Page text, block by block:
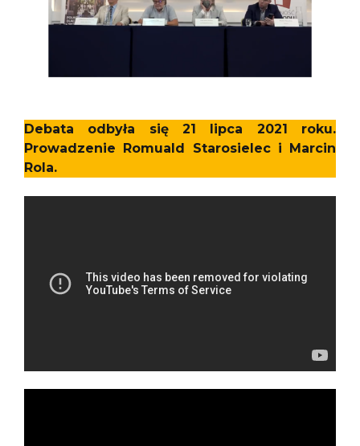
Debata odbyła się 21 lipca 2021 roku.
Prowadzenie Romuald Starosielec i Marcin
Rola.